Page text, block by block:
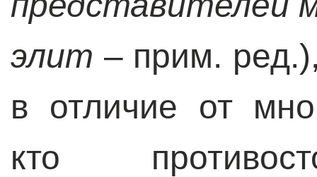
элит – прим.
в отличие от
кто